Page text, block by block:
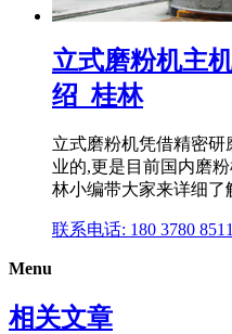
立式磨粉机主
绍_桂林
立式磨粉机凭借精密
业的,更是目前国内磨
林小编带大家来详细了
联系电话: 180 3780 8511
Menu
相关文章